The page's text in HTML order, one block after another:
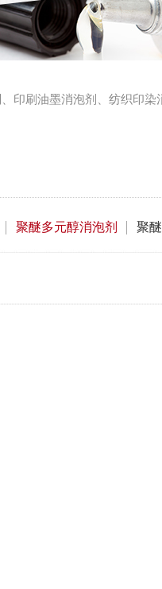
印刷油墨消泡剂 纺织印染
聚醚多元醇消泡剂 聚